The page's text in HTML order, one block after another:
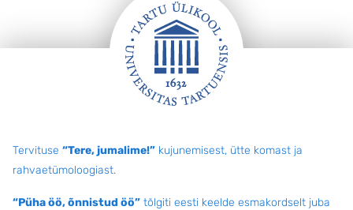
Tervituse “Tere, jumalime!” kujunemisest, ütte komast ja
rahvaetümoloogiast.
“Püha öö, õnnistud öö” tõlgiti eesti keelde esmakordselt juba